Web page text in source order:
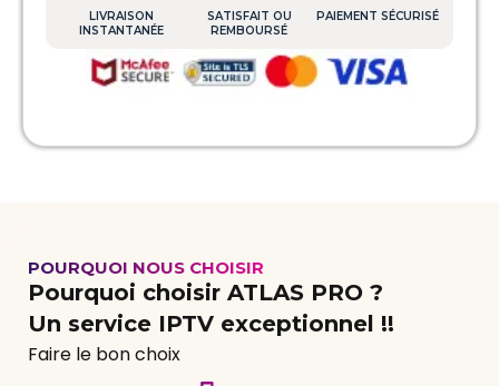
LIVRAISON
INSTANTANÉE
SATISFAIT OU
REMBOURSÉ
PAIEMENT SÉCURISÉ
POURQUOI NOUS CHOISIR
Pourquoi choisir ATLAS PRO ?
Un service IPTV exceptionnel !!
Faire le bon choix